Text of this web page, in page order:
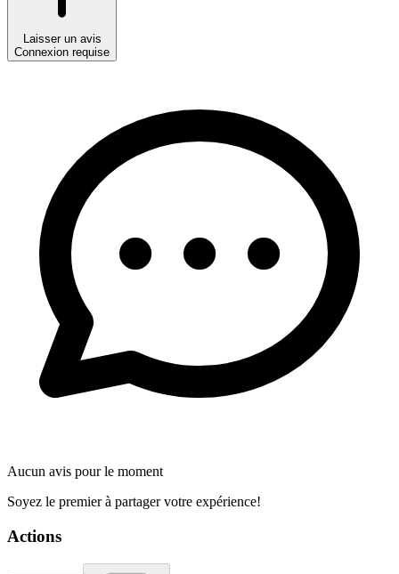
Laisser un avis
Connexion requise
Aucun avis pour le moment
Soyez le premier à partager votre expérience!
Actions